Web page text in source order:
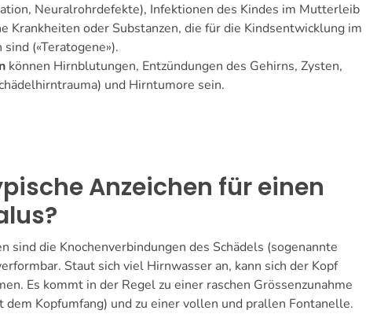
Neuralrohrdefekte), Infektionen des Kindes im Mutterleib
Krankheiten oder Substanzen, die für die Kindsentwicklung im
(«Teratogene»).
können Hirnblutungen, Entzündungen des Gehirns, Zysten,
und Hirntumore sein.
Anzeichen für einen
sind die Knochenverbindungen des Schädels (sogenannte
Staut sich viel Hirnwasser an, kann sich der Kopf
Es kommt in der Regel zu einer raschen Grössenzunahme
dem Kopfumfang) und zu einer vollen und prallen Fontanelle.